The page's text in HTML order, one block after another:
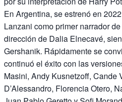
En Argentina, se estrenó en
Lanzani como primer narrador
dirección de Dalia Elnecavé,
Gershanik. Rápidamente se
continuó el éxito con las
Masini, Andy Kusnetzoff, Cande
D’Alessandro, Florencia Otero,